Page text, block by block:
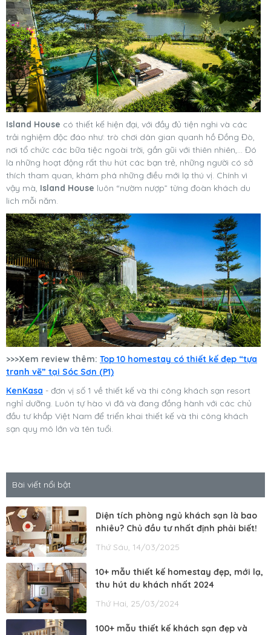
Island House có thiết kế hiện đại, với đầy đủ tiện nghi và các
trải nghiệm độc đáo như: trò chơi dân gian quanh hồ Đồng Đò,
nơi tổ chức các bữa tiệc ngoài trời, gần gũi với thiên nhiên,… Đó
là những hoạt động rất thu hút các bạn trẻ, những người có sở
thích tham quan, khám phá những điều mới lạ thú vị. Chính vì
vậy mà, Island House luôn “nườm nượp” từng đoàn khách du
lich mỗi năm.
>>>Xem review thêm: Top 10 homestay có thiết kế đẹp “tựa
tranh vẽ” tại Sóc Sơn (P1)
KenKasa - đơn vị số 1 về thiết kế và thi công khách sạn resort
nghỉ dưỡng. Luôn tự hào vì đã và đang đồng hành với các chủ
đầu tư khắp Việt Nam để triển khai thiết kế và thi công khách
sạn quy mô lớn và tên tuổi.
Bài viết nổi bật
Diện tích phòng ngủ khách sạn là bao
nhiêu? Chủ đầu tư nhất định phải biết!
Thứ Sáu, 14/03/2025
10+ mẫu thiết kế homestay đẹp, mới lạ,
thu hút du khách nhất 2024
Thứ Hai, 25/03/2024
100+ mẫu thiết kế khách sạn đẹp và